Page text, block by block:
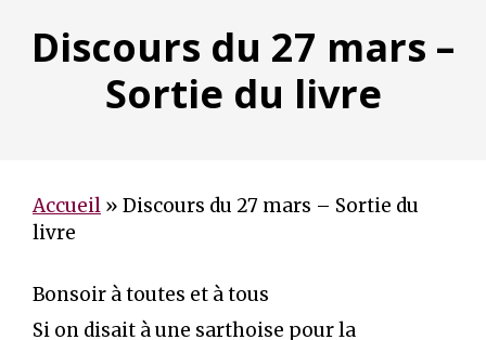
Discours du 27 mars –
Sortie du livre
Accueil » Discours du 27 mars – Sortie du
livre
Bonsoir à toutes et à tous
Si on disait à une sarthoise pour la